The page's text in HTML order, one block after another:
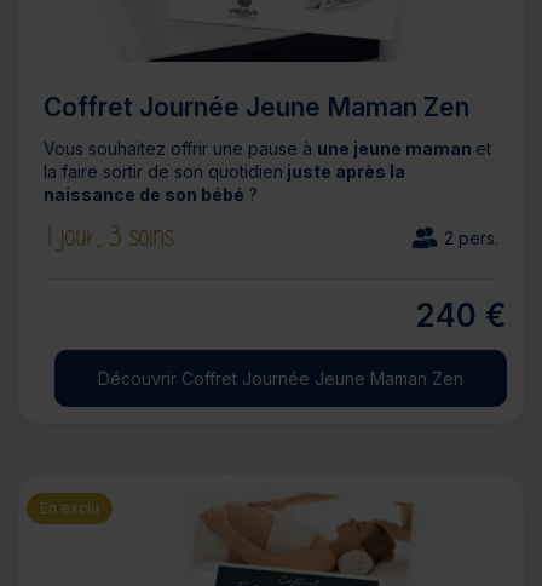
Coffret Journée Jeune Maman Zen
Vous souhaitez offrir une pause à une jeune maman et
la faire sortir de son quotidien juste après la
naissance de son bébé ?
1 jour, 3 soins 2 pers.
240 €
Découvrir Coffret Journée Jeune Maman Zen
En exclu